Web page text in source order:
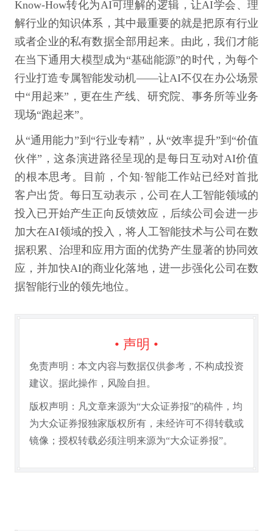
Know-How转化为AI可理解的逻辑，让AI学会、理
解行业的知识体系，其中最重要的就是把原有行业
或者企业的私有数据全部用起来。由此，我们才能
在当下通用大模型成为“基础能源”的时代，为每个
行业打造专属智能发动机——让AI不仅在办公场景
中“用起来”，更在生产线、研究院、事务所等业务
现场“跑起来”。
从“通用能力”到“行业专精”，从“效率提升”到“价值
伙伴”，这条演进路径呈现的是每日互动对AI价值
的根本思考。目前，个知·智能工作站已经对首批
客户出货。每日互动表示，公司在人工智能领域的
投入已开始产生正向反馈效应，后续公司会进一步
加大在AI领域的投入，将人工智能技术与公司在数
据积累、治理和应用方面的优势产生显著的协同效
应，并加快AI的商业化落地，进一步强化公司在数
据智能行业的领先地位。
• 声明 •
免责声明：本文内容与数据仅供参考，不构成投资
建议。据此操作，风险自担。
版权声明：凡文章来源为“大众证券报”的稿件，均
为大众证券报独家版权所有，未经许可不得转载或
镜像；授权转载必须注明来源为“大众证券报”。